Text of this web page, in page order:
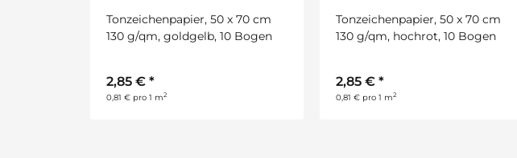
Tonzeichenpapier, 50 x 70 cm
130 g/qm, goldgelb, 10 Bogen
2,85 € *
0,81 € pro 1 m2
Tonzeichenpapier, 50 x 70 cm
130 g/qm, hochrot, 10 Bogen
2,85 € *
0,81 € pro 1 m2